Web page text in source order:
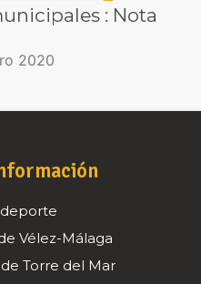
: Nota
2020
deporte
Vélez-Málaga
Torre del Mar